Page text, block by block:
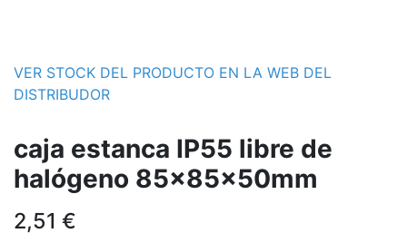
VER STOCK DEL PRODUCTO EN LA WEB DEL
DISTRIBUDOR
caja estanca IP55 libre de
halógeno 85x85x50mm
2,51 €